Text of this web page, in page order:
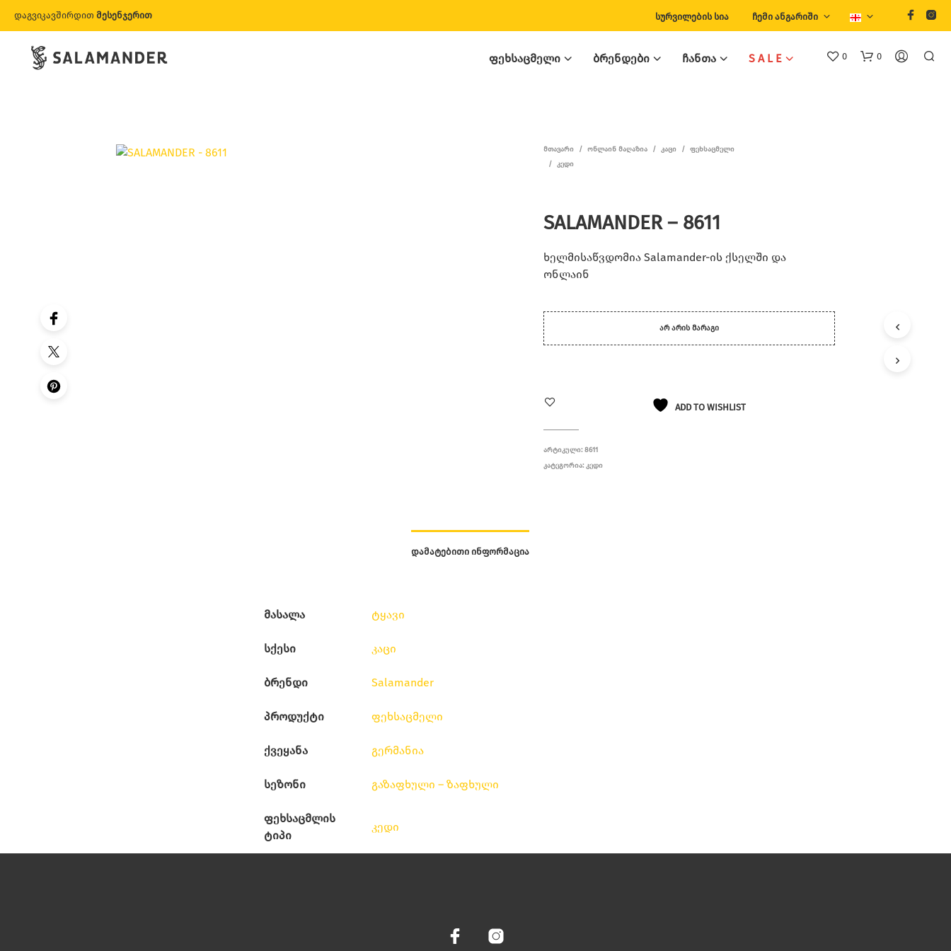
დაგვიკავშირდით მესენჯერით ᲡᲣᲠᲕᲘᲚᲔᲑᲘᲡ ᲡᲘᲐ ᲩᲔᲛᲘ ᲐᲜᲒᲐᲠᲘᲨᲘ
ᲤᲔᲮᲡᲐᲪᲛᲔᲚᲘ ᲑᲠᲔᲜᲓᲔᲑᲘ ᲩᲐᲜᲗᲐ S A L E 0 0
ᲛᲗᲐᲕᲐᲠᲘ / ᲝᲜᲚᲐᲘᲜ ᲛᲐᲦᲐᲖᲘᲐ / ᲙᲐᲪᲘ /
ᲤᲔᲮᲡᲐᲪᲛᲔᲚᲘ
/
ᲙᲔᲓᲘ
SALAMANDER – 8611
ხელმისაწვდომია Salamander-ის ქსელში და
ონლაინ
ᲐᲠ ᲐᲠᲘᲡ ᲛᲐᲠᲐᲒᲘ
ADD TO WISHLIST
ᲐᲠᲢᲘᲙᲣᲚᲘ:8611
ᲙᲐᲢᲔᲒᲝᲠᲘᲐ:ᲙᲔᲓᲘ
ᲓᲐᲛᲐᲢᲔᲑᲘᲗᲘ ᲘᲜᲤᲝᲠᲛᲐᲪᲘᲐ
მასალა ტყავი
სქესი კაცი
ბრენდი Salamander
პროდუქტი ფეხსაცმელი
ქვეყანა გერმანია
სეზონი გაზაფხული – ზაფხული
ფეხსაცმლის
ტიპი
კედი